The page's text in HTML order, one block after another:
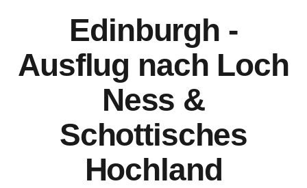
Edinburgh -
Ausflug nach Loch
Ness &
Schottisches
Hochland